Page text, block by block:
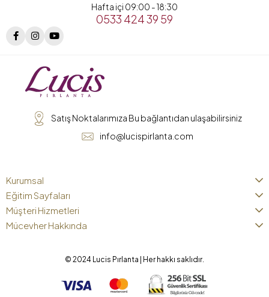
Hafta içi 09:00 - 18:30
0533 424 39 59
Satış Noktalarımıza Bu bağlantıdan ulaşabilirsiniz
info@lucispirlanta.com
Kurumsal
Eğitim Sayfaları
Müşteri Hizmetleri
Mücevher Hakkında
© 2024 Lucis Pırlanta | Her hakkı saklıdır.